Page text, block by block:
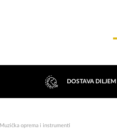
DOSTAVA
Muzička oprema i instrumenti